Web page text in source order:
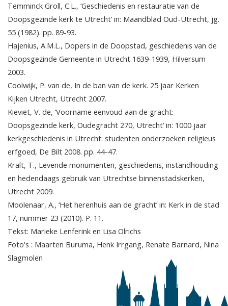
Temminck Groll, C.L., ‘Geschiedenis en restauratie van de
Doopsgezinde kerk te Utrecht’ in: Maandblad Oud-Utrecht, jg.
55 (1982). pp. 89-93.
Hajenius, A.M.L., Dopers in de Doopstad, geschiedenis van de
Doopsgezinde Gemeente in Utrecht 1639-1939, Hilversum
2003.
Coolwijk, P. van de, In de ban van de kerk. 25 jaar Kerken
Kijken Utrecht, Utrecht 2007.
Kieviet, V. de, ‘Voorname eenvoud aan de gracht:
Doopsgezinde kerk, Oudegracht 270, Utrecht’ in: 1000 jaar
kerkgeschiedenis in Utrecht: studenten onderzoeken religieus
erfgoed, De Bilt 2008. pp. 44-47.
Kralt, T., Levende monumenten, geschiedenis, instandhouding
en hedendaags gebruik van Utrechtse binnenstadskerken,
Utrecht 2009.
Moolenaar, A., ‘Het herenhuis aan de gracht’ in: Kerk in de stad
17, nummer 23 (2010). P. 11.
Tekst: Marieke Lenferink en Lisa Olrichs
Foto's : Maarten Buruma, Henk Irrgang, Renate Barnard, Nina
Slagmolen